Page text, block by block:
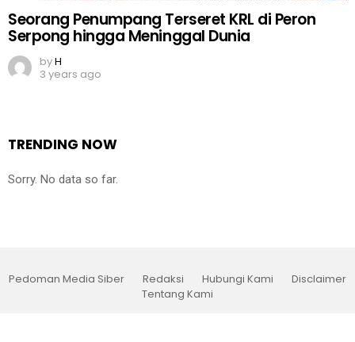
Seorang Penumpang Terseret KRL di Peron
Serpong hingga Meninggal Dunia
byH
3 years ago
TRENDING NOW
Sorry. No data so far.
Pedoman Media Siber Redaksi Hubungi Kami
Disclaimer
Tentang Kami